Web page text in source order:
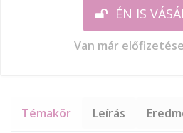
ÉN IS
Van már
Témakör Leírás